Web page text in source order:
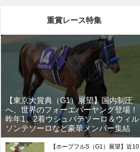
重賞レース特集
【東京大賞典（G1）展望】国内制圧
へ、世界のフォーエバーヤング登場！
昨年1、2着ウシュバテソーロ＆ウィル
ソンテソーロなど豪華メンバー集結
【ホープフルS（G1）展望】近10